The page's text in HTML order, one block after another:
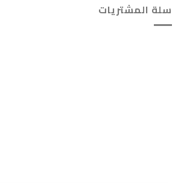
سلة المشتريات